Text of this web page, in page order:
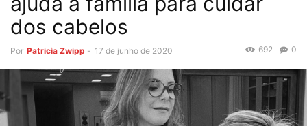
dos cabelos
Por Patricia Zwipp - 17 de junho de 2020 0
692